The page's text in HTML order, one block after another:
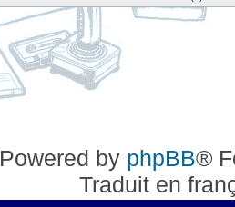
Powered by phpBB®
Traduit en